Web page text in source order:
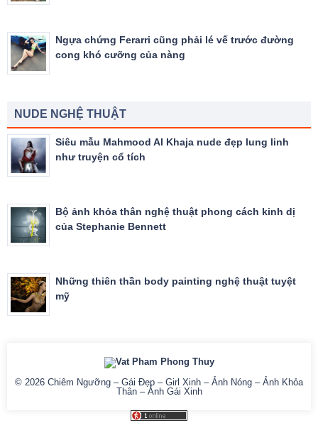
Ngựa chứng Ferarri cũng phải lé vế trước đường
cong khó cưỡng của nàng
NUDE NGHỆ THUẬT
Siêu mẫu Mahmood Al Khaja nude đẹp lung linh
như truyện cổ tích
Bộ ảnh khỏa thân nghệ thuật phong cách kinh dị
của Stephanie Bennett
Những thiên thần body painting nghệ thuật tuyệt
mỹ
© 2026 Chiêm Ngưỡng – Gái Đẹp – Girl Xinh – Ảnh Nóng – Ảnh Khỏa
Thân – Ảnh Gái Xinh